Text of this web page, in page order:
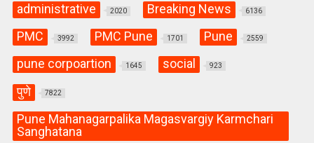
administrative 2020 Breaking News 6136
PMC 3992 PMC Pune 1701 Pune 2559
pune corpoartion 1645 social 923
पुणे 7822
Pune Mahanagarpalika Magasvargiy Karmchari
Sanghatana